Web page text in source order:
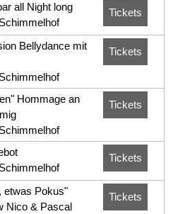
Tickets
all Night long
Tickets
Bellydance mit
Tickets
Hommage an
Tickets
Tickets
etwas Pokus"
Nico & Pascal